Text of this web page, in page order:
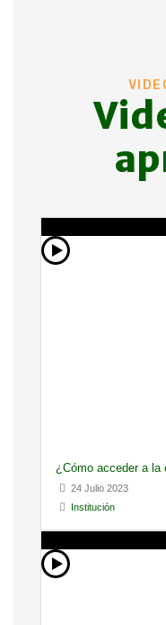
¿Cómo acceder a la
24 Julio 2023
Institución